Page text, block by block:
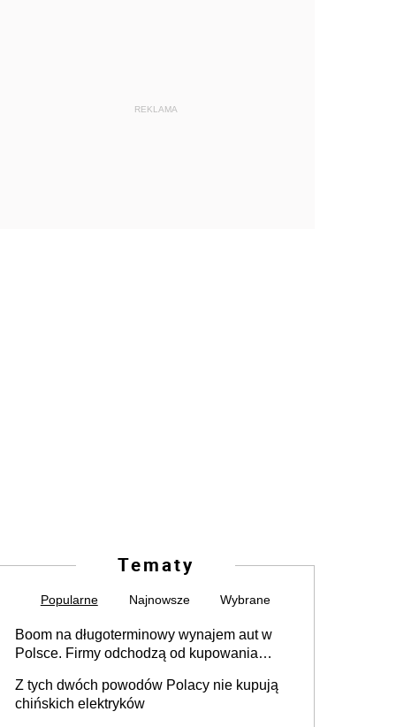
REKLAMA
Tematy
Popularne Najnowsze Wybrane
Boom na długoterminowy wynajem aut w
Polsce. Firmy odchodzą od kupowania
Z tych dwóch powodów Polacy nie kupują
chińskich elektryków